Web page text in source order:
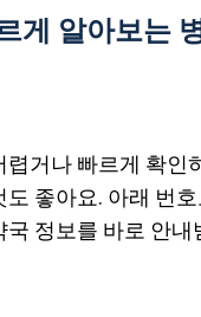
게 알아보는
렵거나 빠르게 확인
도 좋아요. 아래 번
국 정보를 바로 안내